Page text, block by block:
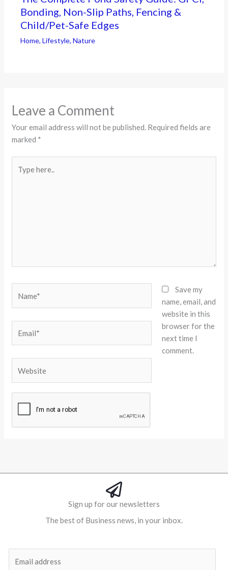
Bonding, Non-Slip Paths, Fencing &
Child/Pet-Safe Edges
Home,Lifestyle,Nature
Leave a Comment
Your email address will not be published. Required fields are
marked *
here..
Save my
name, email, and
website in this
browser for the
next time I
comment.
Sign up for our newsletters
The best of Business news, in your inbox.